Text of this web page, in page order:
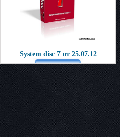
System disc 7 от 25.07.12